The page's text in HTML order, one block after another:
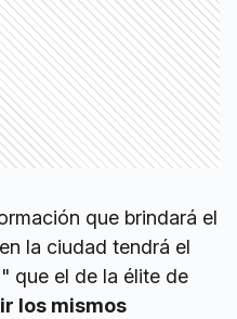
que brindará el
la ciudad tendrá el
que el de la élite de
los mismos